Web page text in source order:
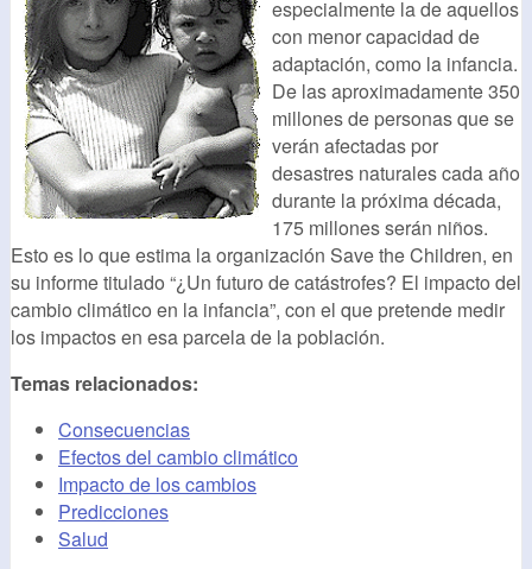
especialmente la de aquellos
con menor capacidad de
adaptación, como la infancia.
De las aproximadamente 350
millones de personas que se
verán afectadas por
desastres naturales cada año
durante la próxima década,
175 millones serán niños.
Esto es lo que estima la organización Save the Children, en
su informe titulado “¿Un futuro de catástrofes? El impacto del
cambio climático en la infancia”, con el que pretende medir
los impactos en esa parcela de la población.
Temas relacionados:
Consecuencias
Efectos del cambio climático
Impacto de los cambios
Predicciones
Salud